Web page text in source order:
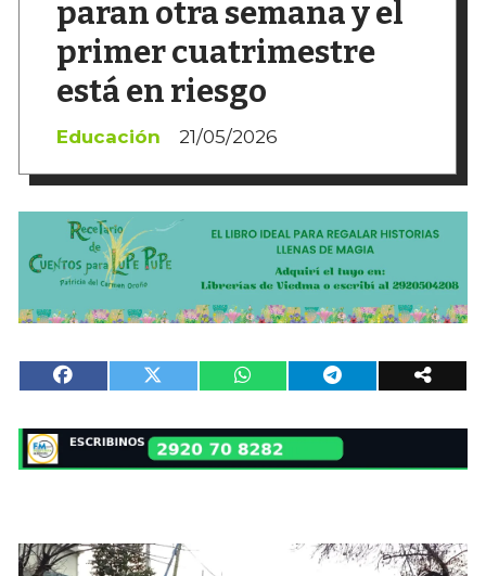
paran otra semana y el
primer cuatrimestre
está en riesgo
Educación 21/05/2026